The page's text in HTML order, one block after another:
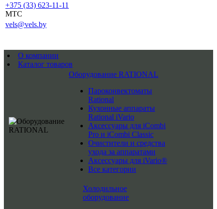
+375 (33) 623-11-11
MTC
vels@vels.by
О компании
Каталог товаров
Оборудование RATIONAL
Пароконвектоматы
Rational
Кухонные аппараты
Rational iVario
Аксессуары для iCombi
Pro и iCombi Classic
Очистители и средства
ухода за аппаратами
Аксессуары для iVario®
Все категории
Холодильное
оборудование